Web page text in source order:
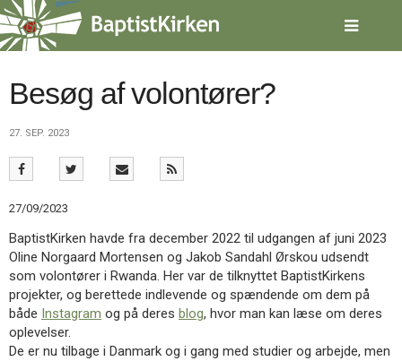
Spring
menu
over
gå
tilbage
forsiden
2.0:
Nyheder
3.0:
Kalender
4.0:
Inspiration
5.0:
Værktøjskassen
6.0:
Mission
7.0:
Om
BaptistKirken
8.0:
Kontakt
Besøg af volontører?
27. SEP. 2023
27/09/2023
BaptistKirken havde fra december 2022 til udgangen af juni 2023
Oline Norgaard Mortensen og Jakob Sandahl Ørskou udsendt
som volontører i Rwanda. Her var de tilknyttet BaptistKirkens
projekter, og berettede indlevende og spændende om dem på
både Instagram og på deres blog, hvor man kan læse om deres
oplevelser.
De er nu tilbage i Danmark og i gang med studier og arbejde, men